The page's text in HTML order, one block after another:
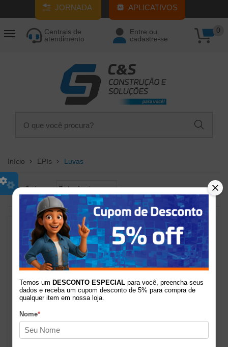
JORNADA APLICATIVOS
Centrais de
atendimento
Entre ou
cadastre-se
0
Início EPIs Luvas
Ordem Relevância
Luva De Raspa
Reforçada Cano Curto
Luva De Raspa
Temos um DESCONTO ESPECIAL para você, preencha seus
dados e receba um cupom desconto de 5% para compra de
qualquer item em nossa loja.
Nome*